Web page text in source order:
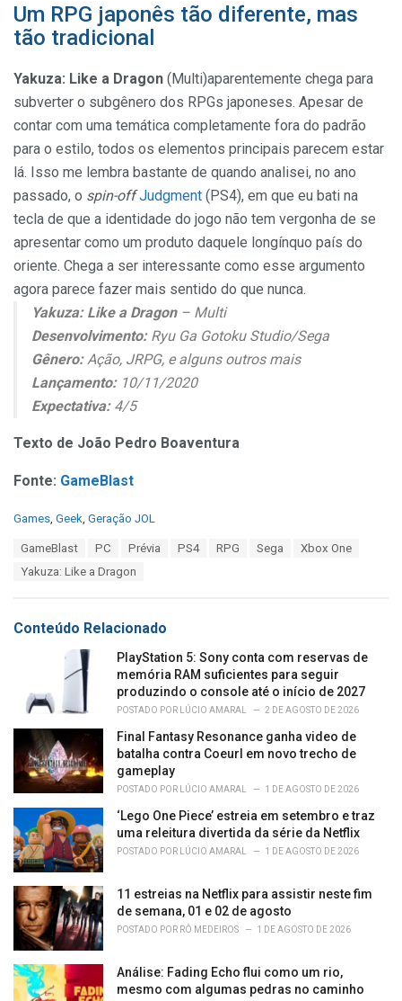
Um RPG japonês tão diferente, mas
tão tradicional
Yakuza: Like a Dragon (Multi)aparentemente chega para
subverter o subgênero dos RPGs japoneses. Apesar de
contar com uma temática completamente fora do padrão
para o estilo, todos os elementos principais parecem estar
lá. Isso me lembra bastante de quando analisei, no ano
passado, o spin-offJudgment (PS4), em que eu bati na
tecla de que a identidade do jogo não tem vergonha de se
apresentar como um produto daquele longínquo país do
oriente. Chega a ser interessante como esse argumento
agora parece fazer mais sentido do que nunca.
Yakuza: Like a Dragon– Multi
Desenvolvimento: Ryu Ga Gotoku Studio/Sega
Gênero:Ação, JRPG, e alguns outros mais
Lançamento:10/11/2020
Expectativa:4/5
Texto de João Pedro Boaventura
Fonte: GameBlast
C
i
Games Geek Geração JOL
GameBlast PC Prévia PS4 RPG Sega
Xbox One
Yakuza: Like a Dragon
Conteúdo Relacionado
PlayStation 5: Sony conta com reservas de
memória RAM suficientes para seguir
produzindo o console até o início de 2027
POSTADO POR LÚCIO AMARAL 2 DE AGOSTO DE 2026
Final Fantasy Resonance ganha video de
batalha contra Coeurl em novo trecho de
gameplay
POSTADO POR LÚCIO AMARAL 1 DE AGOSTO DE 2026
‘Lego One Piece’ estreia em setembro e traz
uma releitura divertida da série da Netflix
POSTADO POR LÚCIO AMARAL 1 DE AGOSTO DE 2026
11 estreias na Netflix para assistir neste fim
de semana, 01 e 02 de agosto
POSTADO POR RÔ MEDEIROS 1 DE AGOSTO DE 2026
Análise: Fading Echo flui como um rio,
mesmo com algumas pedras no caminho